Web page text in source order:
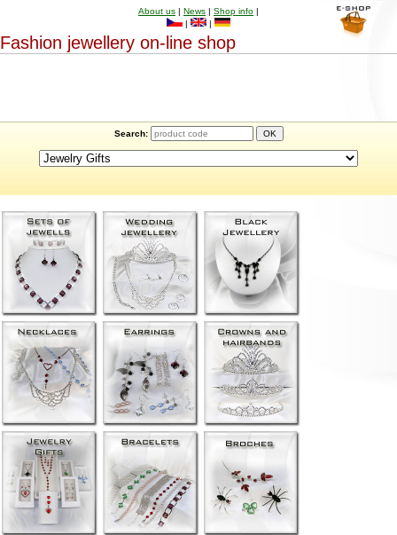
About us | News | Shop info |
|
|
Fashion jewellery on-line shop
Search: